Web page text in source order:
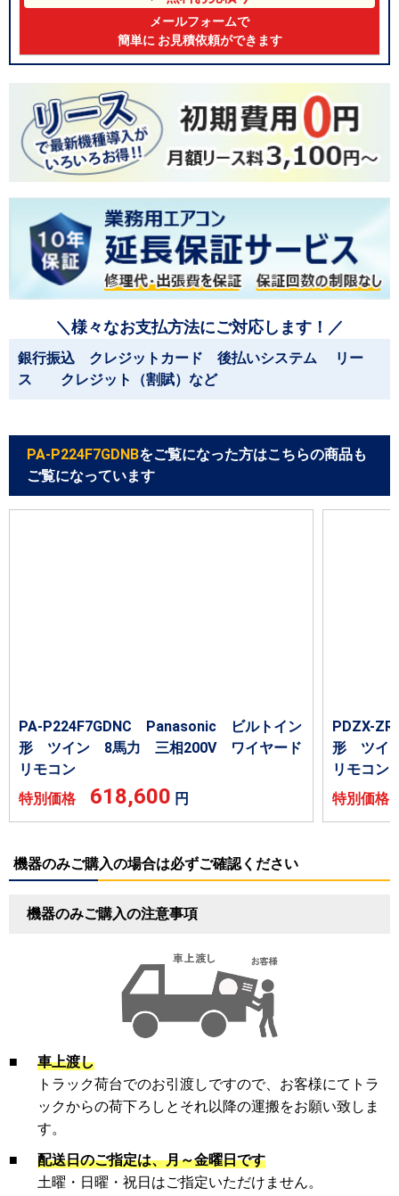
メールフォームで
簡単に お見積依頼ができます
＼様々なお支払方法にご対応します！／
銀行振込 クレジットカード 後払いシステム リー
ス クレジット（割賦）など
PA-P224F7GDNBをご覧になった方はこちらの商品も
ご覧になっています
PA-P224F7GDNC Panasonic ビルトイン
形 ツイン 8馬力 三相200V ワイヤード
リモコン
特別価格 618,600 円
PDZX-
形 ツイ
リモコン
特別価
機器のみご購入の場合は必ずご確認ください
機器のみご購入の注意事項
■
車上渡し
トラック荷台でのお引渡しですので、お客様にてトラ
ックからの荷下ろしとそれ以降の運搬をお願い致しま
す。
■
配送日のご指定は、月～金曜日です
土曜・日曜・祝日はご指定いただけません。